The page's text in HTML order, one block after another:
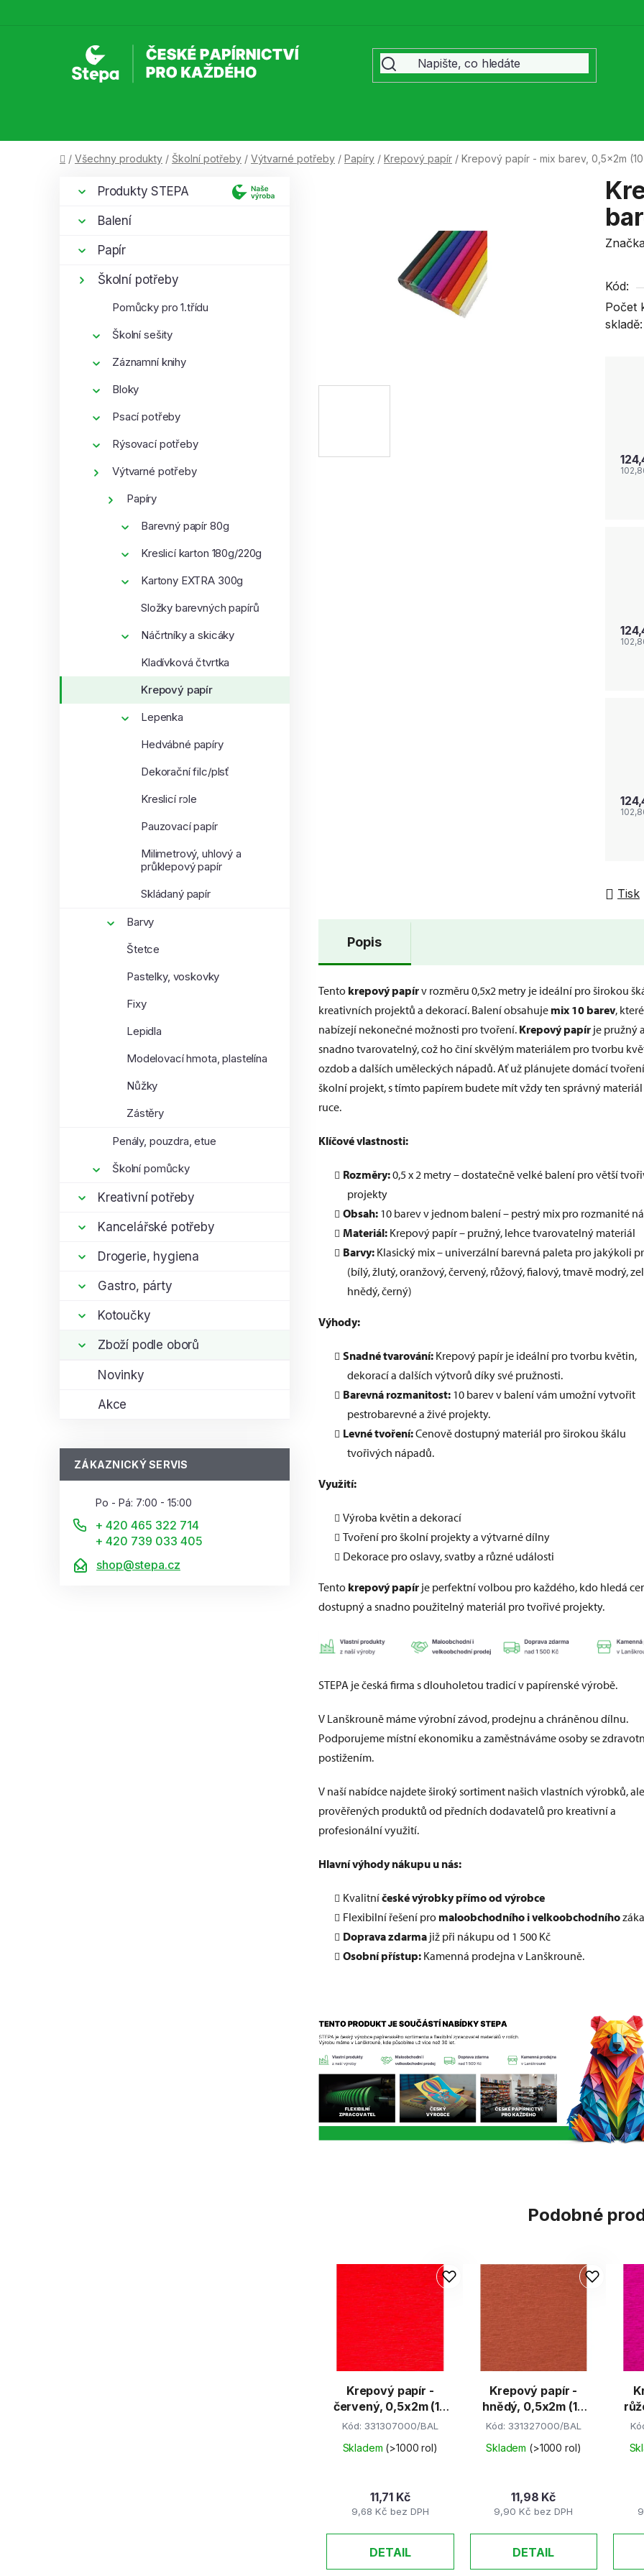
Domů
/ Všechny produkty / Školní potřeby / Výtvarné potřeby / Papíry / Krepový papír / Krepový papír - mix barev, 0,5x2m
Přeskočit
kategorie
Produkty STEPA
Balení
Papír
Školní potřeby
Pomůcky pro 1.třídu
Školní sešity
Záznamní knihy
Bloky
Psací potřeby
Rýsovací potřeby
Výtvarné potřeby
Papíry
Barevný papír 80g
Kreslicí karton 180g/220g
Kartony EXTRA 300g
Složky barevných papírů
Náčrtníky a skicáky
Kladívková čtvrtka
Krepový papír
Lepenka
Hedvábné papíry
Dekorační filc/plsť
Kreslicí role
Pauzovací papír
Milimetrový, uhlový a
průklepový papír
Skládaný papír
Barvy
Štetce
Pastelky, voskovky
Fixy
Lepidla
Modelovací hmota, plastelína
Nůžky
Zástěry
Penály, pouzdra, etue
Školní pomůcky
Kreativní potřeby
Kancelářské potřeby
Drogerie, hygiena
Gastro, párty
Kotoučky
Zboží podle oborů
Novinky
Akce
ZÁKAZNICKÝ SERVIS
Po - Pá: 7:00 - 15:00
+ 420 465 322 714
+ 420 739 033 405
shop@stepa.cz
Kód:
Počet
skladě:
Tisk
Popis
Tento krepový papírv rozměru 0,5x2 metry je ideální pro širokou
kreativních projektů a dekorací. Balení obsahuje mix 10 barev, které
nabízejí nekonečné možnosti pro tvoření. Krepový papír je pružný a
snadno tvarovatelný, což ho činí skvělým materiálem pro tvorbu
ozdob a dalších uměleckých nápadů. Ať už plánujete domácí
školní projekt, s tímto papírem budete mít vždy ten správný
ruce.
Klíčové vlastnosti:
Rozměry:0,5 x 2 metry – dostatečně velké balení pro větší
projekty
Obsah: 10 barev v jednom balení – pestrý mix pro rozmanité
Materiál: Krepový papír – pružný, lehce tvarovatelný materiál
Barvy: Klasický mix – univerzální barevná paleta pro jakýkoli
(bílý, žlutý, oranžový, červený, růžový, fialový, tmavě modrý,
hnědý, černý)
Výhody:
Snadné tvarování: Krepový papír je ideální pro tvorbu květin,
dekorací a dalších výtvorů díky své pružnosti.
Barevná rozmanitost: 10 barev v balení vám umožní vytvořit
pestrobarevné a živé projekty.
Levné tvoření:Cenově dostupný materiál pro širokou škálu
tvořivých nápadů.
Využití:
Výroba květin a dekorací
Tvoření pro školní projekty a výtvarné dílny
Dekorace pro oslavy, svatby a různé události
Tento krepový papír je perfektní volbou pro každého, kdo hledá
dostupný a snadno použitelný materiál pro tvořivé projekty.
STEPA je česká firma s dlouholetou tradicí v papírenské výrobě.
V Lanškrouně máme výrobní závod, prodejnu a chráněnou dílnu.
Podporujeme místní ekonomiku a zaměstnáváme osoby se
postižením.
V naší nabídce najdete široký sortiment našich vlastních výrobků,
prověřených produktů od předních dodavatelů pro kreativní a
profesionální využití.
Hlavní výhody nákupu u nás:
Kvalitníčeské výrobky přímo od výrobce
Flexibilní řešení pro maloobchodního i velkoobchodního
Doprava zdarma již při nákupu od 1 500 Kč
Osobní přístup: Kamenná prodejna v Lanškrouně.
Podobné
Krepový papír -
červený, 0,5x2m (10
rolí)
Kód: 331307000/BAL
Skladem (>1000 rol)
9,68 Kč bez DPH
11,71 Kč
DETAIL
Krepový papír -
hnědý, 0,5x2m (10
rolí)
Kód: 331327000/BAL
Skladem (>1000 rol)
9,90 Kč bez DPH
11,98 Kč
DETAIL